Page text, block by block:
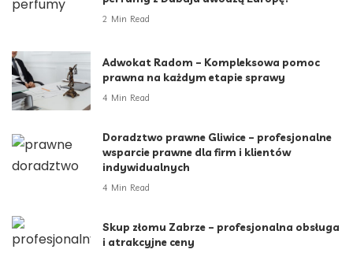
2 Min Read
Adwokat Radom – Kompleksowa pomoc
prawna na każdym etapie sprawy
4 Min Read
Doradztwo prawne Gliwice – profesjonalne
wsparcie prawne dla firm i klientów
indywidualnych
4 Min Read
Skup złomu Zabrze – profesjonalna obsługa
i atrakcyjne ceny